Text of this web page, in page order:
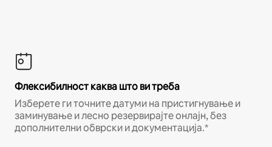
Флексибилност каква што ви треба
Изберете ги точните датуми на пристигнување и
заминување и лесно резервирајте онлајн, без
дополнителни обврски и документација.*